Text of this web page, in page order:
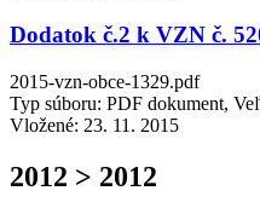
Dodatok č.2 k VZN č.
2015-vzn-obce-1329.pdf
Typ súboru: PDF dokument,
Vložené: 23. 11. 2015
2012 > 2012